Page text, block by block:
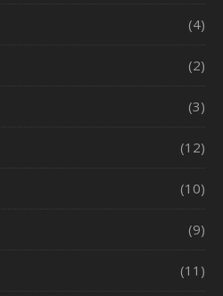
(4)
(2)
(3)
(12)
(10)
(9)
(11)